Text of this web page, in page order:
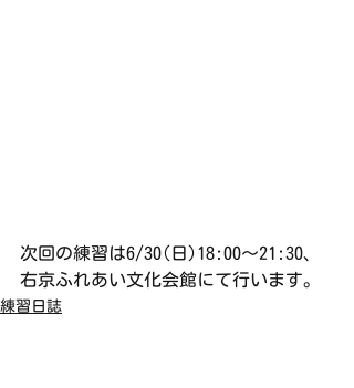
次回の練習は6/30(日)18:00〜21:30、
右京ふれあい文化会館にて行います。
練習日誌